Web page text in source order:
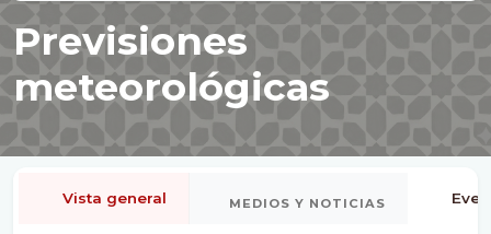
Previsiones
meteorológicas
Vista general MEDIOS Y NOTICIAS